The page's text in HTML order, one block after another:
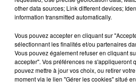
Gagnez vos pass pour
11 juillet 2026
other data sources; Link different devices;
information transmitted automatically.
Vous pouvez accepter en cliquant sur
sélectionnant les finalités et/ou partenaires
Vous pouvez également refuser en cliquant
accepter". Vos préférences ne s'appliqueront
pouvez mettre à jour vos choix, ou retirer
moment via le lien "Gérer les cookies" situé